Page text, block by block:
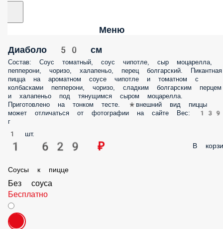
Меню
Диаболо 50 см
Состав: Соус томатный, соус чипотле, сыр моцарелла, пепперони,
чоризо, халапеньо, перец болгарский. Пикантная пицца на ароматном
соусе чипотле и томатном с колбасками пепперони, чоризо, сладким
болгарским перцем и халапеньо под тянущимся сыром моцарелла.
Приготовлено на тонком тесте. *внешний вид пиццы может
отличаться от фотографии на сайте Вес: 1390 г
1 шт.
1 629 ₽
Соусы к пицце
Без соуса
Бесплатно